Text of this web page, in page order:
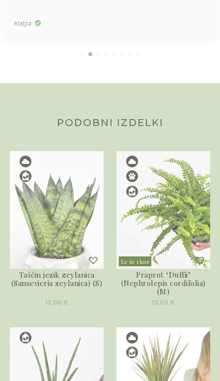
Katja
PODOBNI IZDELKI
Taščin jezik zeylanica
(Sansevieria zeylanica) (S)
12,00 €
Le še 1 kos
Praprot ‘Duffii’
(Nephrolepis cordifolia)
(M)
13,00 €